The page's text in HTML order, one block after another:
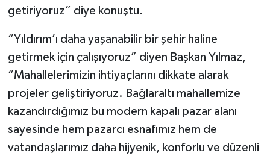
getiriyoruz” diye konuştu.
“Yıldırım’ı daha yaşanabilir bir şehir haline
getirmek için çalışıyoruz” diyen Başkan Yılmaz,
“Mahallelerimizin ihtiyaçlarını dikkate alarak
projeler geliştiriyoruz. Bağlaraltı mahallemize
kazandırdığımız bu modern kapalı pazar alanı
sayesinde hem pazarcı esnafımız hem de
vatandaşlarımız daha hijyenik, konforlu ve düzenli